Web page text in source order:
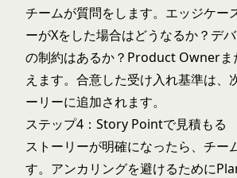
チームが質問をします。エッジケー
ーがXをした場合はどうなるか？デ
の制約はあるか？Product Ownerま
えます。合意した受け入れ基準は、
ーリーに追加されます。
ステップ4：Story Pointで見積もる
ストーリーが明確になったら、チー
す。アンカリングを避けるために